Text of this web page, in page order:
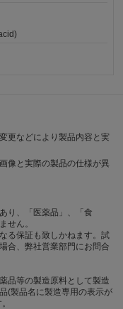
更などにより製品内容と実
像と実際の製品の仕様が異
り、「医薬品」、「食
せん。
る保証も致しかねます。試
合、弊社営業部門にお問合
品等の製造原料として製造
(製品名に製造専用の表示が